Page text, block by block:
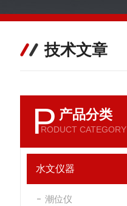
技术文章
P 产品分类
RODUCT CATEGORY
水文仪器
潮位仪